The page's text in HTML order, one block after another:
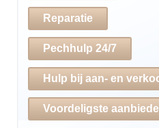
Reparatie
Pechhulp 24/7
Hulp bij aan- en
Voordeligste